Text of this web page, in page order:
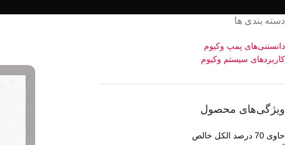
دسته بندی ها
دانستنی‌های پمپ وکیوم
کاربردهای سیستم وکیوم
ویژگی‌های محصول
حاوی 70 درصد الکل خالص